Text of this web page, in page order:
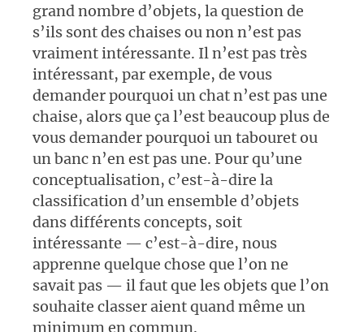
grand nombre d’objets, la question de
s’ils sont des chaises ou non n’est pas
vraiment intéressante. Il n’est pas très
intéressant, par exemple, de vous
demander pourquoi un chat n’est pas une
chaise, alors que ça l’est beaucoup plus de
vous demander pourquoi un tabouret ou
un banc n’en est pas une. Pour qu’une
conceptualisation, c’est-à-dire la
classification d’un ensemble d’objets
dans différents concepts, soit
intéressante — c’est-à-dire, nous
apprenne quelque chose que l’on ne
savait pas — il faut que les objets que l’on
souhaite classer aient quand même un
minimum en commun.